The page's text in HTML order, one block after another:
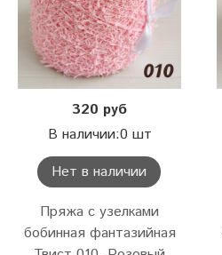
320 руб
В наличии:0 шт
Нет в наличии
Пряжа с узелками
бобинная фантазийная